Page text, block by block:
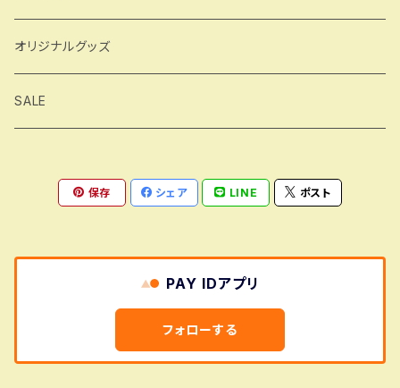
オリジナルグッズ
SALE
保存 シェア LINE ポスト
PAY IDアプリ
フォローする